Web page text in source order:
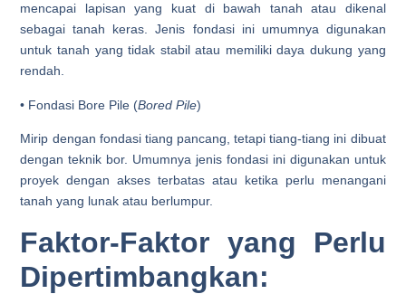
mencapai lapisan yang kuat di bawah tanah atau dikenal
sebagai tanah keras. Jenis fondasi ini umumnya digunakan
untuk tanah yang tidak stabil atau memiliki daya dukung yang
rendah.
• Fondasi Bore Pile (Bored Pile)
Mirip dengan fondasi tiang pancang, tetapi tiang-tiang ini dibuat
dengan teknik bor. Umumnya jenis fondasi ini digunakan untuk
proyek dengan akses terbatas atau ketika perlu menangani
tanah yang lunak atau berlumpur.
Faktor-Faktor yang Perlu
Dipertimbangkan: